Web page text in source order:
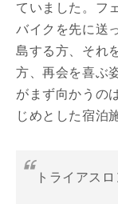
ていました。フ
バイクを先に送
島する方、それ
方、再会を喜ぶ
がまず向かうの
じめとした宿泊
トライアスロ